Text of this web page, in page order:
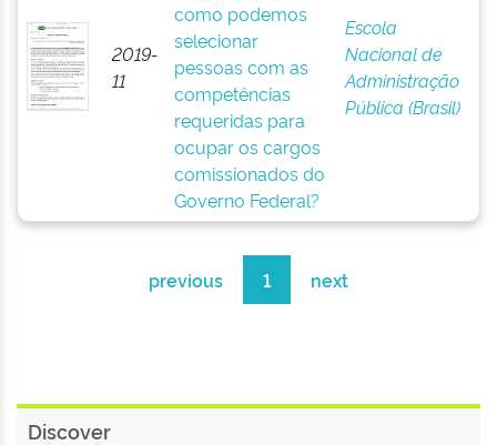
2019-
11
como podemos
selecionar
pessoas com as
competências
requeridas para
ocupar os cargos
comissionados do
Governo Federal?
Escola
Nacional de
Administração
Pública (Brasil)
previous 1 next
Discover